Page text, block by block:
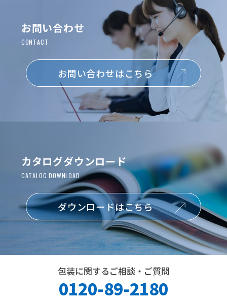
お問い合わせ
お問い合わせはこちら
カタログダウンロード
ダウンロードはこちら
包装に関するご相談・ご質問
0120-89-2180